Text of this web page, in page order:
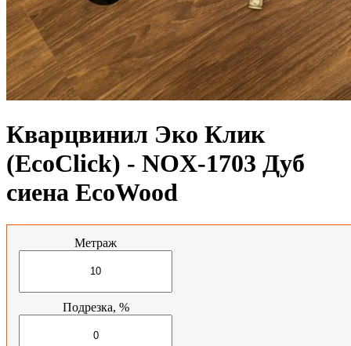
Кварцвинил Эко Клик
(EcoClick) - NOX-1703 Дуб
сиена EcoWood
Метраж
Подрезка, %